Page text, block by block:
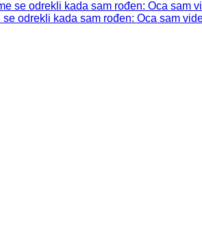
se odrekli kada sam rođen: Oca sam